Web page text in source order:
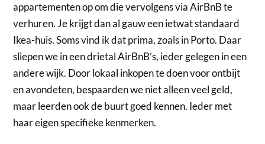
appartementen op om die vervolgens via AirBnB te
verhuren. Je krijgt dan al gauw een ietwat standaard
Ikea-huis. Soms vind ik dat prima, zoals in Porto. Daar
sliepen we in een drietal AirBnB’s, ieder gelegen in een
andere wijk. Door lokaal inkopen te doen voor ontbijt
en avondeten, bespaarden we niet alleen veel geld,
maar leerden ook de buurt goed kennen. Ieder met
haar eigen specifieke kenmerken.